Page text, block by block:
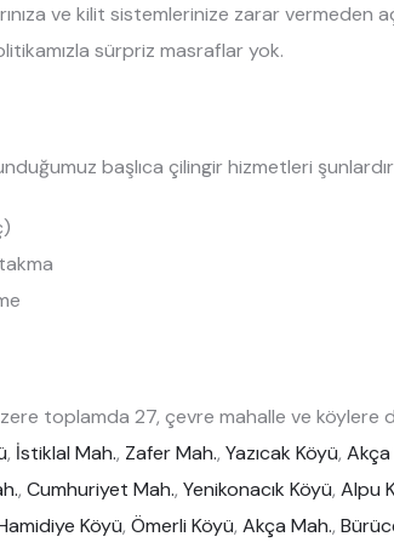
ve kilit sistemlerinize zarar vermeden
sürpriz masraflar yok.
başlıca çilingir hizmetleri
toplamda 27, çevre mahalle ve köylere
, İstiklal Mah., Zafer Mah., Yazıcak Köyü, Akça
, Cumhuriyet Mah., Yenikonacık Köyü, Alpu
Köyü, Ömerli Köyü, Akça Mah.,